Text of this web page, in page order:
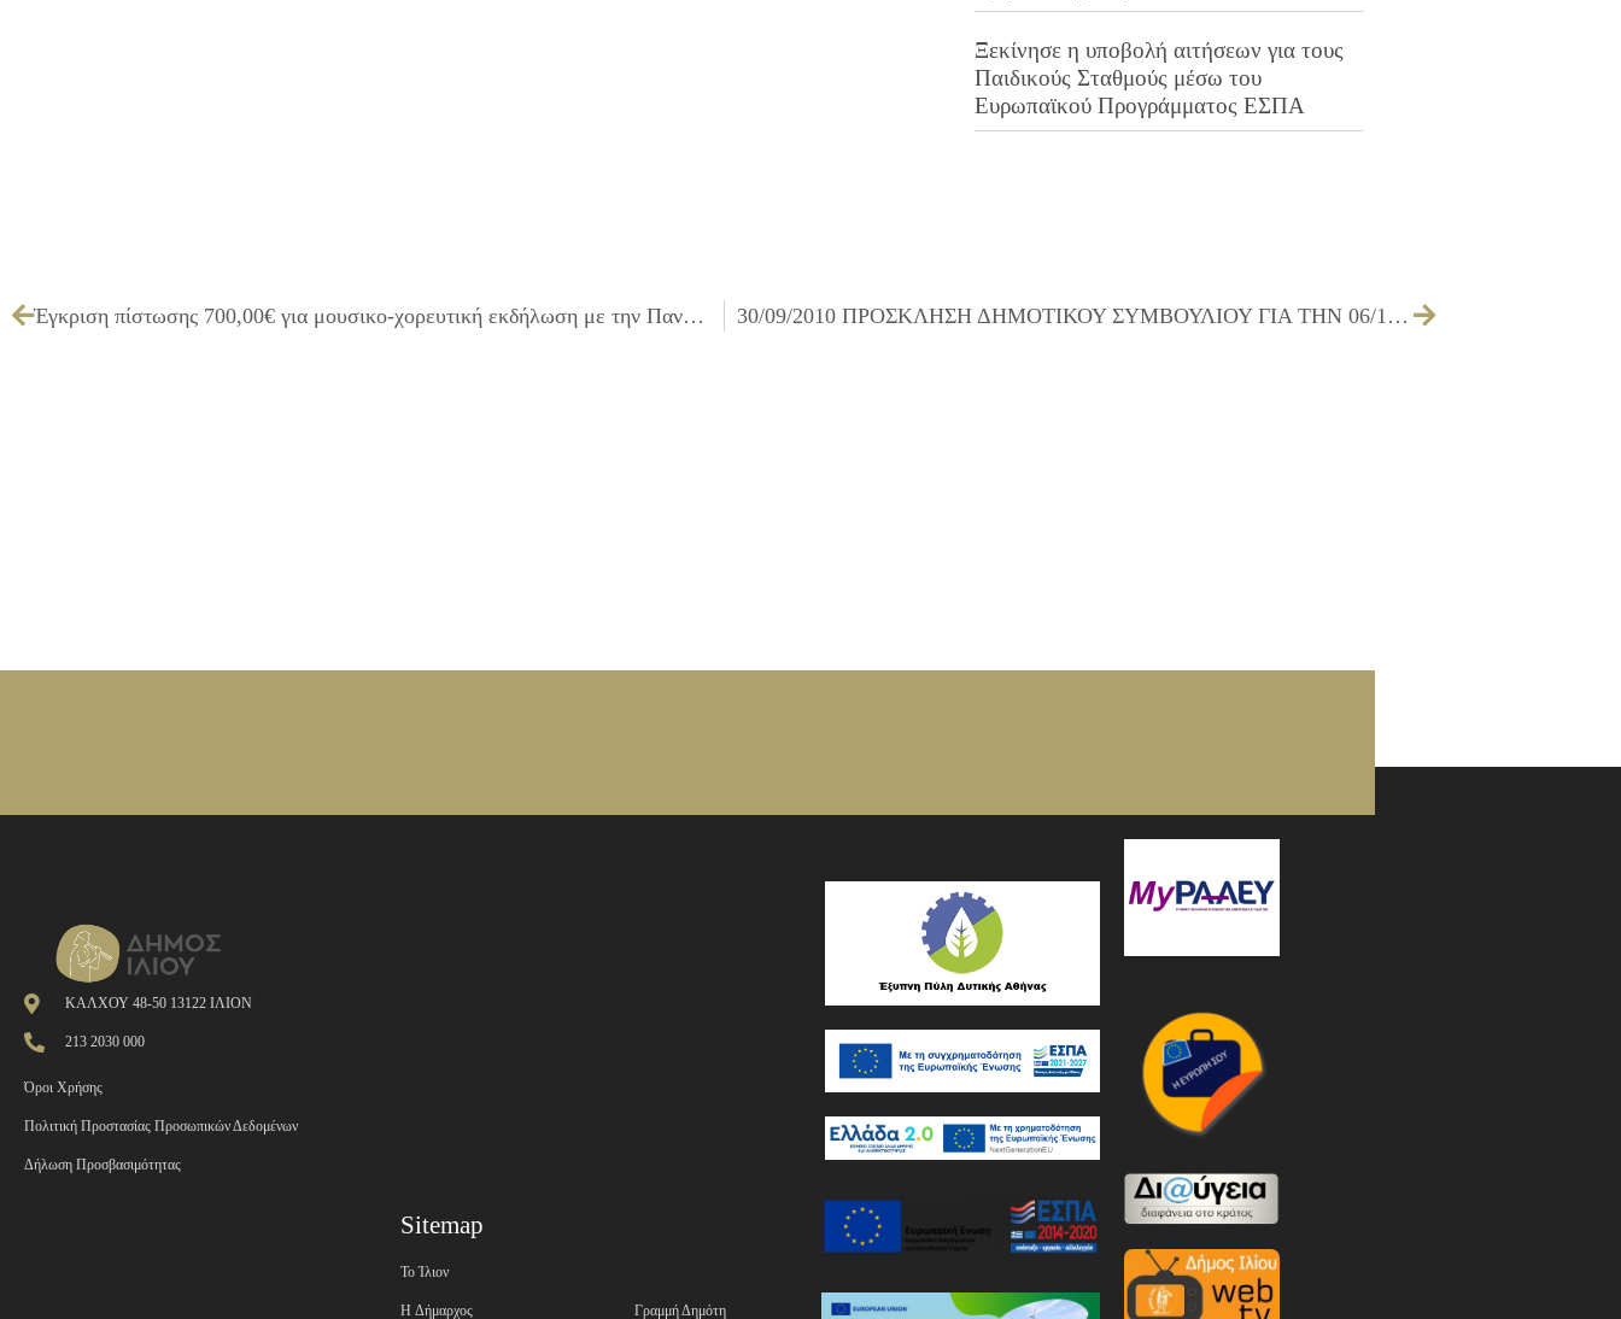
Ξεκίνησε η υποβολή αιτήσεων για τους
Παιδικούς Σταθμούς μέσω του
Ευρωπαϊκού Προγράμματος ΕΣΠΑ
Έγκριση πίστωσης 700,00€ για μουσικο-χορευτική εκδήλωση με την Πανθρακική Ομοσπονδία στις 10/10/2010 στο Δημαρχιακό Μέγαρο 30/09/2010 ΠΡΟΣΚΛΗΣΗ ΔΗΜΟΤΙΚΟΥ ΣΥΜΒΟΥΛΙΟΥ ΓΙΑ ΤΗΝ 06/10/2010
ΚΑΛΧΟΥ 48-50 13122 ΙΛΙΟΝ
213 2030 000
Όροι Χρήσης
Πολιτική Προστασίας Προσωπικών Δεδομένων
Δήλωση Προσβασιμότητας
Sitemap
Το Ίλιον
H Δήμαρχος Γραμμή Δημότη